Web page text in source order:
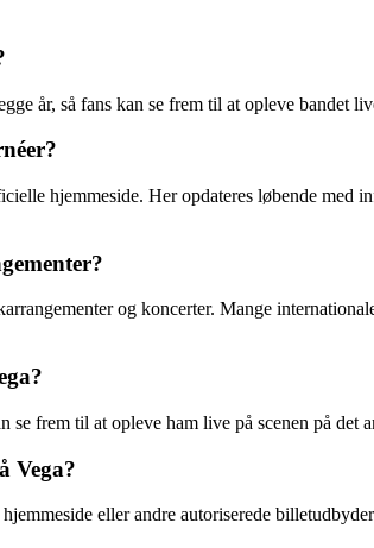
år, så fans kan se frem til at opleve bandet
hjemmeside. Her opdateres løbende
og koncerter. Mange
frem til at opleve ham live på scenen på det
Vega?
eller andre autoriserede